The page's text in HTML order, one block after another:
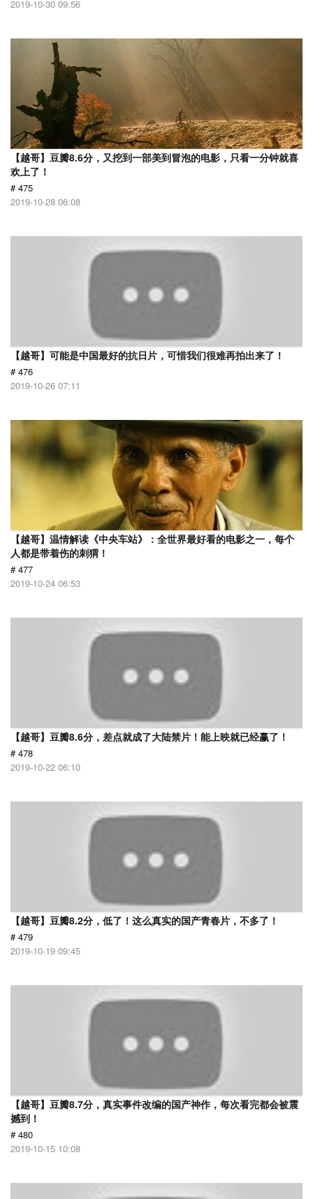
2019-10-30 09:56
【越哥】豆瓣8.6分，又挖到一部美到冒泡的电影，只看一分钟就喜
欢上了！
# 475
2019-10-28 06:08
【越哥】可能是中国最好的抗日片，可惜我们很难再拍出来了！
# 476
2019-10-26 07:11
【越哥】温情解读《中央车站》：全世界最好看的电影之一，每个
人都是带着伤的刺猬！
# 477
2019-10-24 06:53
【越哥】豆瓣8.6分，差点就成了大陆禁片！能上映就已经赢了！
# 478
2019-10-22 06:10
【越哥】豆瓣8.2分，低了！这么真实的国产青春片，不多了！
# 479
2019-10-19 09:45
【越哥】豆瓣8.7分，真实事件改编的国产神作，每次看完都会被震
撼到！
# 480
2019-10-15 10:08